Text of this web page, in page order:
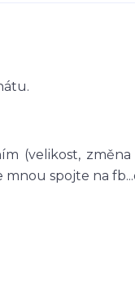
(velikost,
mnou spojte na